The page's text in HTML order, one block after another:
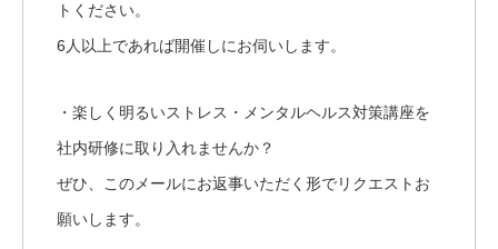
トください。
6人以上であれば開催しにお伺いします。
・楽しく明るいストレス・メンタルヘルス対策講座を
社内研修に取り入れませんか？
ぜひ、このメールにお返事いただく形でリクエストお
願いします。